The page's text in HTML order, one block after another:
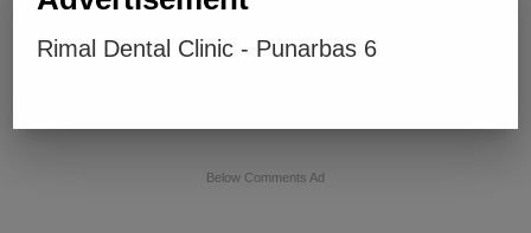
Below Comments Ad
Rimal Dental Clinic - Punarbas 6